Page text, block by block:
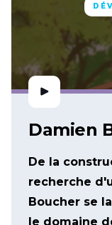
Damien
De la
recherche
Boucher se
le domaine